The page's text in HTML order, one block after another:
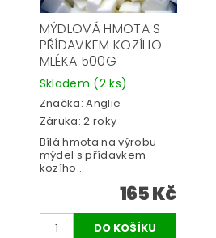
MÝDLOVÁ HMOTA S
PŘÍDAVKEM KOZÍHO
MLÉKA 500G
Skladem (2 ks)
Značka:Anglie
Záruka: 2 roky
Bílá hmota na výrobu
mýdel s přídavkem
kozího...
165 Kč